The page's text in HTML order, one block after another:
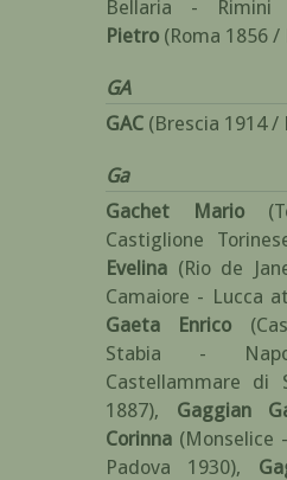
Bellaria - Rimini
Pietro (Roma 1856 /
GA
GAC (Brescia 1914 /
Ga
Gachet Mario
Castiglione
Evelina (Rio de
Camaiore - Lucca
Gaeta Enrico
Stabia -
Castellammare di
1887), Gaggian
Corinna (Monselice
Padova 1930),